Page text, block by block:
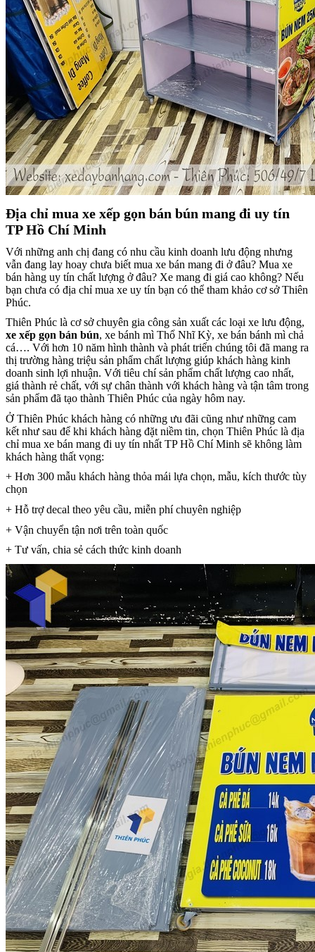
Địa chỉ mua xe xếp gọn bán bún mang đi uy tín
TP Hồ Chí Minh
Với những anh chị đang có nhu cầu kinh doanh lưu động nhưng
vẫn đang lay hoay chưa biết mua xe bán mang đi ở đâu? Mua xe
bán hàng uy tín chất lượng ở đâu? Xe mang đi giá cao không? Nếu
bạn chưa có địa chỉ mua xe uy tín bạn có thể tham khảo cơ sở Thiên
Phúc.
Thiên Phúc là cơ sở chuyên gia công sản xuất các loại xe lưu động,
xe xếp gọn bán bún, xe bánh mì Thổ Nhĩ Kỳ, xe bán bánh mì chả
cá…. Với hơn 10 năm hình thành và phát triển chúng tôi đã mang ra
thị trường hàng triệu sản phẩm chất lượng giúp khách hàng kinh
doanh sinh lợi nhuận. Với tiêu chí sản phẩm chất lượng cao nhất,
giá thành rẻ chất, với sự chân thành với khách hàng và tận tâm trong
sản phẩm đã tạo thành Thiên Phúc của ngày hôm nay.
Ở Thiên Phúc khách hàng có những ưu đãi cũng như những cam
kết như sau để khi khách hàng đặt niềm tin, chọn Thiên Phúc là địa
chỉ mua xe bán mang đi uy tín nhất TP Hồ Chí Minh sẽ không làm
khách hàng thất vọng:
+ Hơn 300 mẫu khách hàng thỏa mái lựa chọn, mẫu, kích thước tùy
chọn
+ Hỗ trợ decal theo yêu cầu, miễn phí chuyên nghiệp
+ Vận chuyển tận nơi trên toàn quốc
+ Tư vấn, chia sẻ cách thức kinh doanh